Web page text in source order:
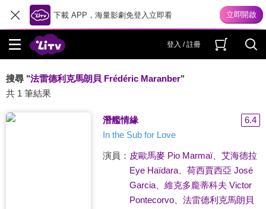
下載 APP，海量影劇免登入立即看
登入 / 註冊
搜尋 "法雷德利克馬朗貝 Frédéric Maranber"
共 1 筆結果
潛艦情緣
6.4
In the Sub for Love
演員： 皮歐馬麥 Pio Marmaï、 艾海德拉
Eye Haïdara、 荷西賈西亞 José
Garcia、 維克多龐蒂科夫 Victor
Pontecorvo、 法雷德利克馬朗貝